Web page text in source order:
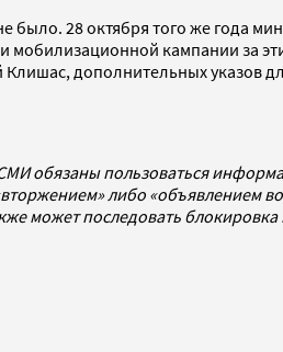
было. 28 октября того же года
мобилизационной кампании за
дополнительных указов
обязаны пользоваться
либо «объявлением
может последовать блокировка